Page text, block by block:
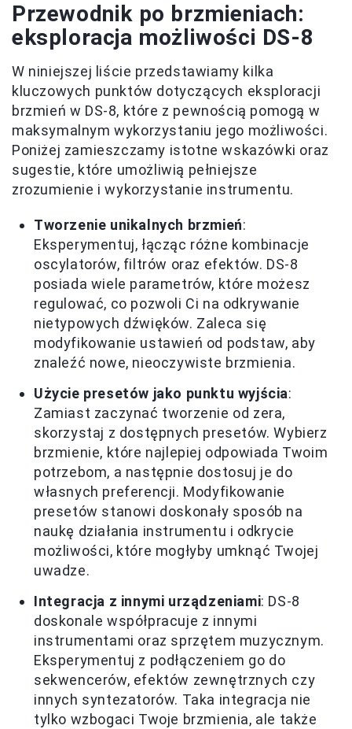
Przewodnik po brzmieniach:
eksploracja możliwości DS-8
W niniejszej liście przedstawiamy kilka
kluczowych punktów dotyczących eksploracji
brzmień w DS-8, które z pewnością pomogą w
maksymalnym wykorzystaniu jego możliwości.
Poniżej zamieszczamy istotne wskazówki oraz
sugestie, które umożliwią pełniejsze
zrozumienie i wykorzystanie instrumentu.
Tworzenie unikalnych brzmień:
Eksperymentuj, łącząc różne kombinacje
oscylatorów, filtrów oraz efektów. DS-8
posiada wiele parametrów, które możesz
regulować, co pozwoli Ci na odkrywanie
nietypowych dźwięków. Zaleca się
modyfikowanie ustawień od podstaw, aby
znaleźć nowe, nieoczywiste brzmienia.
Użycie presetów jako punktu wyjścia:
Zamiast zaczynać tworzenie od zera,
skorzystaj z dostępnych presetów. Wybierz
brzmienie, które najlepiej odpowiada Twoim
potrzebom, a następnie dostosuj je do
własnych preferencji. Modyfikowanie
presetów stanowi doskonały sposób na
naukę działania instrumentu i odkrycie
możliwości, które mogłyby umknąć Twojej
uwadze.
Integracja z innymi urządzeniami: DS-8
doskonale współpracuje z innymi
instrumentami oraz sprzętem muzycznym.
Eksperymentuj z podłączeniem go do
sekwencerów, efektów zewnętrznych czy
innych syntezatorów. Taka integracja nie
tylko wzbogaci Twoje brzmienia, ale także